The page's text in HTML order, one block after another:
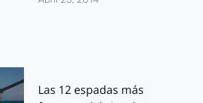
Las 12 espadas más